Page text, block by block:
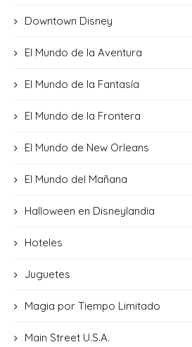
Downtown Disney
El Mundo de la Aventura
El Mundo de la Fantasía
El Mundo de la Frontera
El Mundo de New Orleans
El Mundo del Mañana
Halloween en Disneylandia
Hoteles
Juguetes
Magia por Tiempo Limitado
Main Street U.S.A.